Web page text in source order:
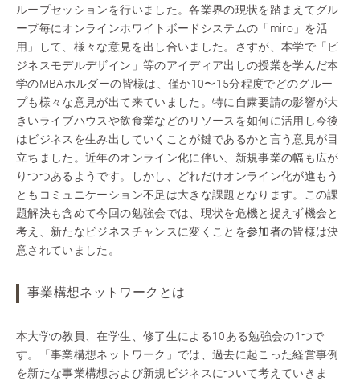
ループセッションを行いました。各業界の現状を踏まえてグル
ープ毎にオンラインホワイトボードシステムの「miro」を活
用」して、様々な意見を出し合いました。さすが、本学で「ビ
ジネスモデルデザイン」等のアイディア出しの授業を学んだ本
学のMBAホルダーの皆様は、僅か10〜15分程度でどのグルー
プも様々な意見が出て来ていました。特に自粛要請の影響が大
きいライブハウスや飲食業などのリソースを如何に活用し今後
はビジネスを生み出していくことが鍵であるかと言う意見が目
立ちました。近年のオンライン化に伴い、新規事業の幅も広が
りつつあるようです。しかし、どれだけオンライン化が進もう
ともコミュニケーション不足は大きな課題となります。この課
題解決も含めて今回の勉強会では、現状を危機と捉えず機会と
考え、新たなビジネスチャンスに変くことを参加者の皆様は決
意されていました。
事業構想ネットワークとは
本大学の教員、在学生、修了生による10ある勉強会の1つで
す。「事業構想ネットワーク」では、過去に起こった経営事例
を新たな事業構想および新規ビジネスについて考えていきま